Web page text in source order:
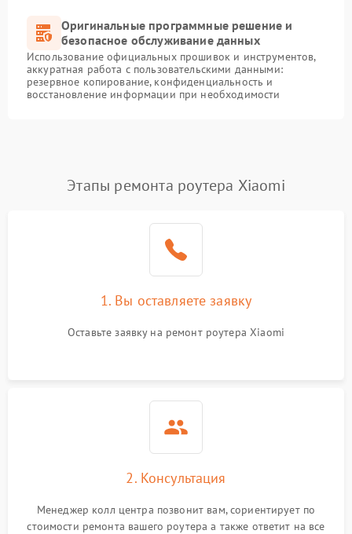
Оригинальные программные решение и
безопасное обслуживание данных
Использование официальных прошивок и инструментов,
аккуратная работа с пользовательскими данными:
резервное копирование, конфиденциальность и
восстановление информации при необходимости
Этапы ремонта роутера Xiaomi
1. Вы оставляете заявку
Оставьте заявку на ремонт роутера Xiaomi
2. Консультация
Менеджер колл центра позвонит вам, сориентирует по
стоимости ремонта вашего роутера а также ответит на все